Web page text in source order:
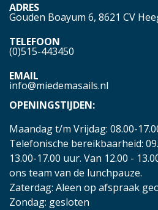
ADRES
Gouden Boayum 6, 8621 CV
TELEFOON
(0)515-443450
EMAIL
info@miedemasails.nl
OPENINGSTIJDEN:
Maandag t/m Vrijdag: 08.00-
Telefonische bereikbaarheid:
13.00-17.00 uur. Van 12.00 -
ons team van de lunchpauze.
Zaterdag: Aleen op afspraak
Zondag: gesloten